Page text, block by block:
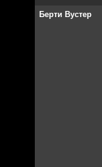
Берти Вустер